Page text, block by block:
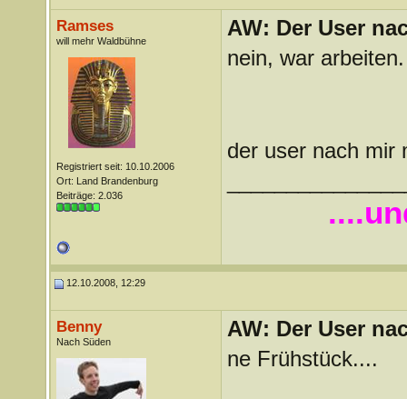
Ramses
will mehr Waldbühne
Registriert seit: 10.10.2006
Ort: Land Brandenburg
Beiträge: 2.036
AW: Der User
nein, war arbeiten.
der user nach mir
12.10.2008, 12:29
Benny
Nach Süden
AW: Der User
ne Frühstück....